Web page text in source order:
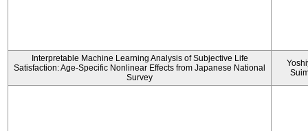
Interpretable Machine Learning Analysis of Subjective Life
Satisfaction: Age-Specific Nonlinear Effects from Japanese National
Survey